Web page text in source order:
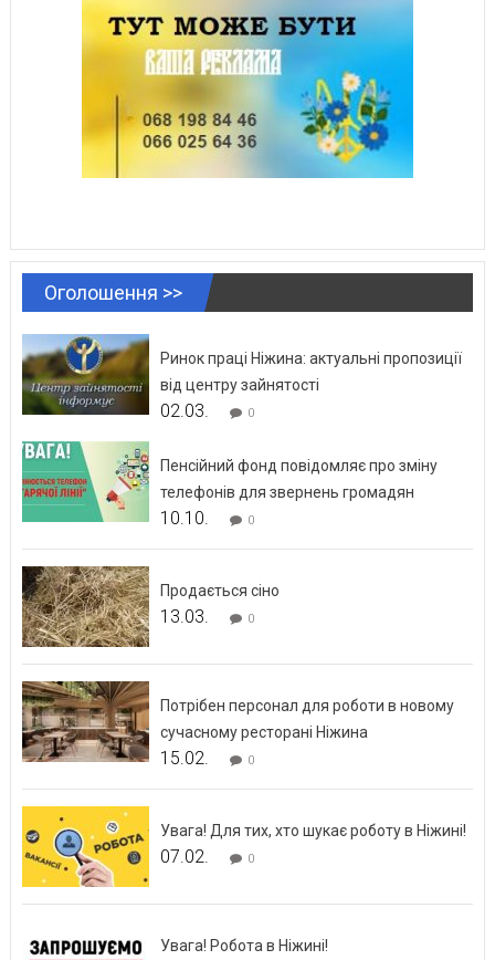
Оголошення >>
Ринок праці Ніжина: актуальні пропозиції
від центру зайнятості
02.03. 0
Пенсійний фонд повідомляє про зміну
телефонів для звернень громадян
10.10. 0
Продається сіно
13.03. 0
Потрібен персонал для роботи в новому
сучасному ресторані Ніжина
15.02. 0
Увага! Для тих, хто шукає роботу в Ніжині!
07.02. 0
Увага! Робота в Ніжині!